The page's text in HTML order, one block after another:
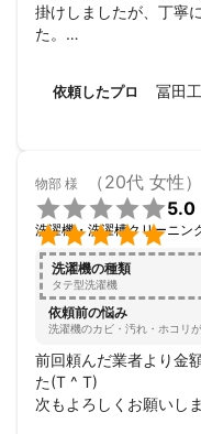
掛けしましたが、丁寧
た。
掃除出来ない所にねっ
今回、お掃除をお願い
今年２月頃、洗濯機の
元業者による排水管の
その際、洗濯機を定位
ま設置したのが一番の
作業終了して１日経過
す！
有難うございました！
依頼したプロ 冨田
物部 様 （20代 女性）


5.0
洗濯機・洗濯槽クリーニン
洗濯機の種類
タテ型洗濯機
依頼前の悩み
洗濯機のカビ・汚れ・ホコリ
前回頼んだ業者より金
た(T ^ T)
次もよろしくお願いし